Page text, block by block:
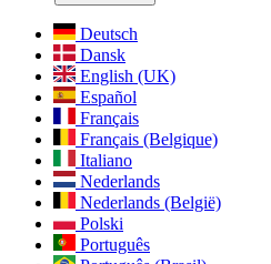
Deutsch
Dansk
English (UK)
Español
Français
Français (Belgique)
Italiano
Nederlands
Nederlands (België)
Polski
Português